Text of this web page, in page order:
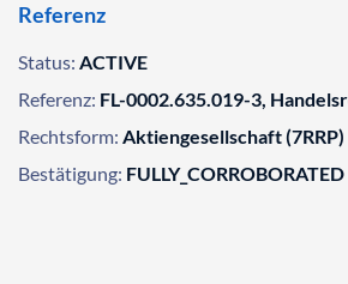
Referenz
Status: ACTIVE
Referenz: FL-0002.635.019-3,
Rechtsform: Aktiengesellschaft (7RRP)
Bestätigung: FULLY_CORROBORATED